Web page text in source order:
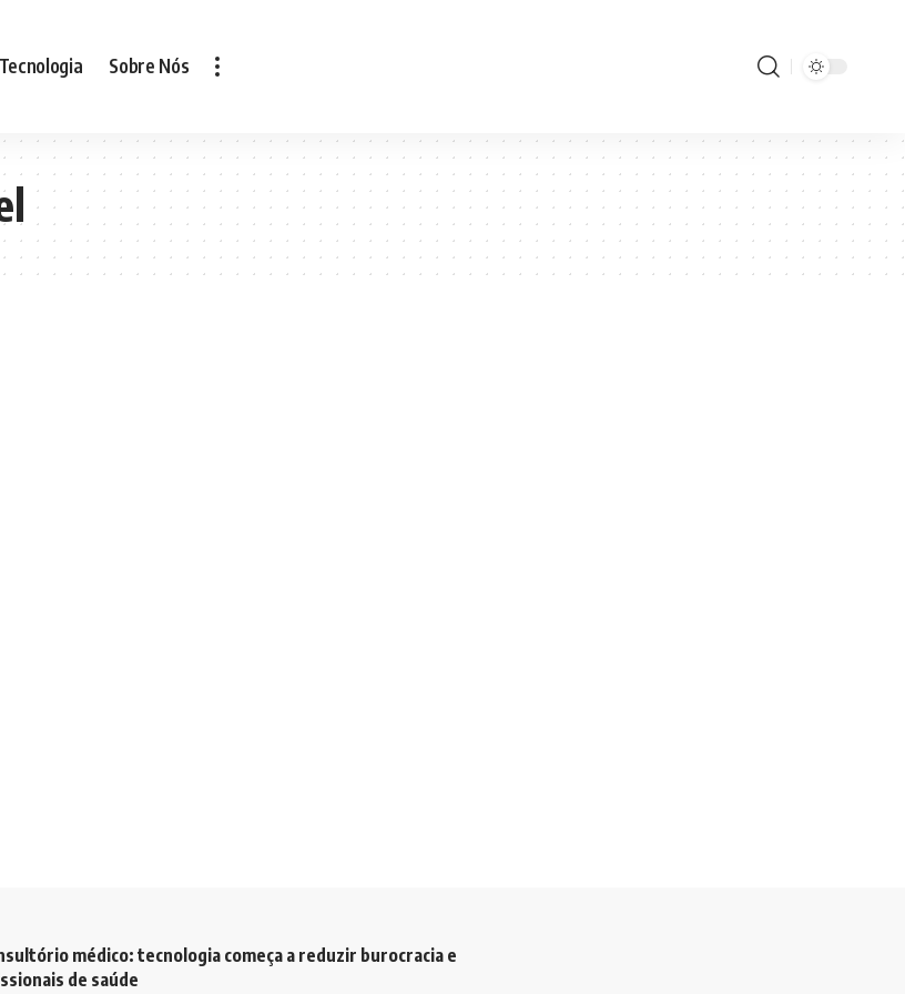
Tecnologia Sobre Nós
médico: tecnologia começa a reduzir burocracia e
de saúde